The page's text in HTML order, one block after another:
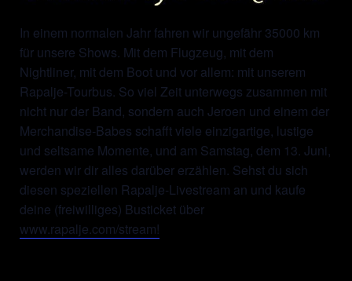
In einem normalen Jahr fahren wir ungefähr 35000 km
für unsere Shows. Mit dem Flugzeug, mit dem
Nightliner, mit dem Boot und vor allem: mit unserem
Rapalje-Tourbus. So viel Zeit unterwegs zusammen mit
nicht nur der Band, sondern auch Jeroen und einem der
Merchandise-Babes schafft viele einzigartige, lustige
und seltsame Momente, und am Samstag, dem 13. Juni,
werden wir dir alles darüber erzählen. Sehst du sich
diesen speziellen Rapalje-Livestream an und kaufe
deine (freiwilliges) Busticket über
www.rapalje.com/stream!